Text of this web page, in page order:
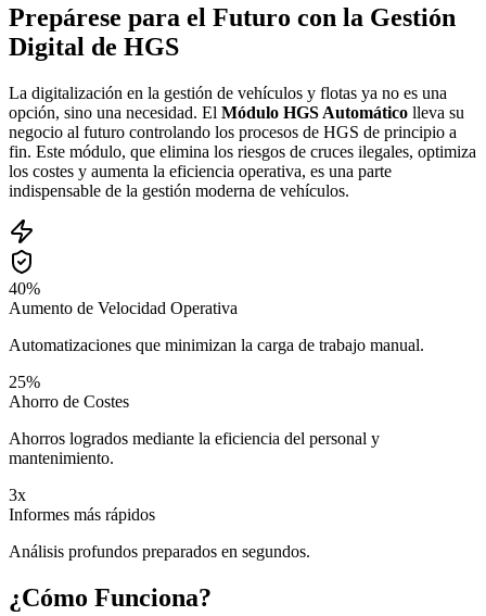
Prepárese para el Futuro con la Gestión
Digital de HGS
La digitalización en la gestión de vehículos y flotas ya no es una
opción, sino una necesidad. El Módulo HGS Automático lleva su
negocio al futuro controlando los procesos de HGS de principio a
fin. Este módulo, que elimina los riesgos de cruces ilegales, optimiza
los costes y aumenta la eficiencia operativa, es una parte
indispensable de la gestión moderna de vehículos.
40%
Aumento de Velocidad Operativa
Automatizaciones que minimizan la carga de trabajo manual.
25%
Ahorro de Costes
Ahorros logrados mediante la eficiencia del personal y
mantenimiento.
3x
Informes más rápidos
Análisis profundos preparados en segundos.
¿Cómo Funciona?